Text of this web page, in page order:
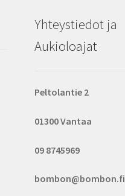
Yhteystiedot ja
Aukioloajat
Peltolantie 2
01300 Vantaa
09 8745969
bombon@bombon.fi